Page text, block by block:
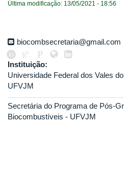
Última modificação: 13/05/2021 - 18:56
biocombsecretaria@gmail.com
Instituição:
Universidade Federal dos Vales
UFVJM
Secretária do Programa de Pós-
Biocombustíveis - UFVJM